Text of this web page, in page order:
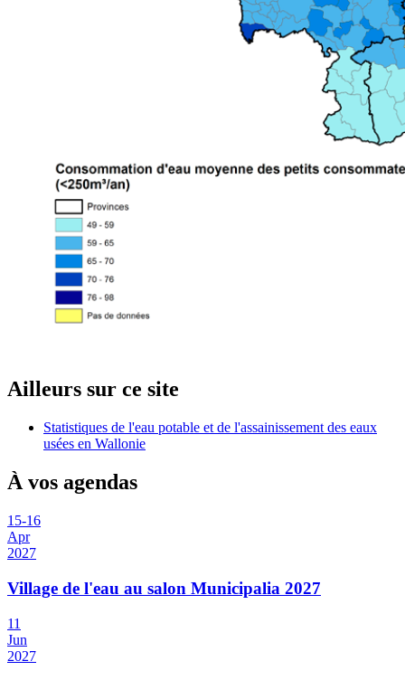
Ailleurs sur ce site
Statistiques de l'eau potable et de l'assainissement des eaux
usées en Wallonie
À vos agendas
15-16
Apr
2027
Village de l'eau au salon Municipalia 2027
11
Jun
2027